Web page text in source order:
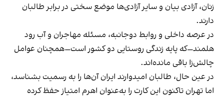
زنان، آزادی بیان و سایر آزادی‌ها موضع سختی در برابر طالبان
دارند.
در عرصه داخلی و روابط دوجانبه، مسئله مهاجران و آب رود
هلمند—که پایه زندگی روستایی دو کشور است—همچنان عوامل
چالش‌زا باقی مانده‌اند.
در عین حال، طالبان امیدوارند ایران آن‌ها را به رسمیت بشناسد،
اما تهران تاکنون این کارت را به‌عنوان اهرم امتیاز حفظ کرده